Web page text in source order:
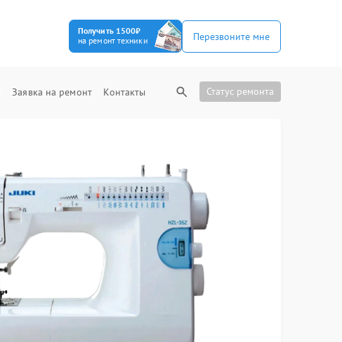
Получить 1500₽
на ремонт техники
Перезвоните мне
Заявка на ремонт Контакты Статус ремонта